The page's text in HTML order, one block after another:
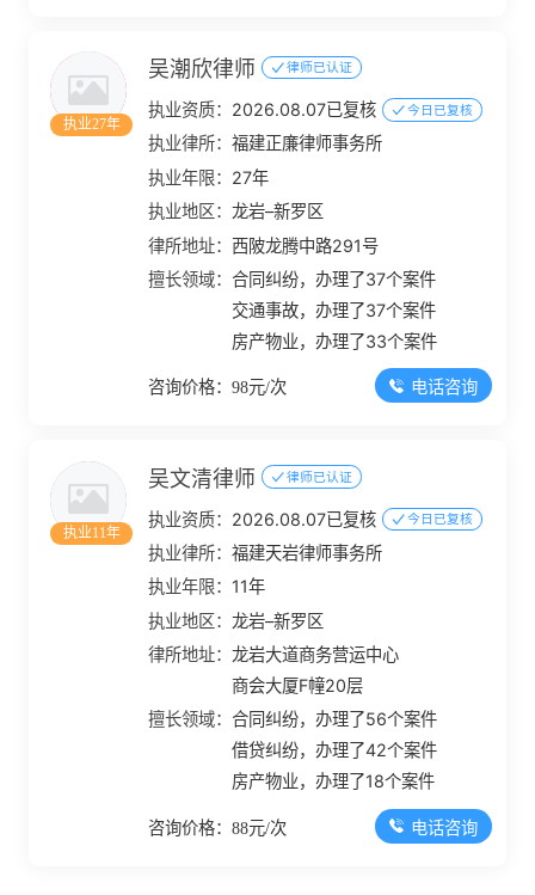
执业27年
吴潮欣律师 律师已认证
执业资质： 2026.08.07已复核 今日已复核
执业律所：福建正廉律师事务所
执业年限： 27年
执业地区：龙岩–新罗区
律所地址：西陂龙腾中路291号
擅长领域：合同纠纷，办理了37个案件
交通事故，办理了37个案件
房产物业，办理了33个案件
咨询价格：98元/次 电话咨询
执业11年
吴文清律师 律师已认证
执业资质： 2026.08.07已复核 今日已复核
执业律所：福建天岩律师事务所
执业年限： 11年
执业地区：龙岩–新罗区
律所地址：龙岩大道商务营运中心
商会大厦F幢20层
擅长领域：合同纠纷，办理了56个案件
借贷纠纷，办理了42个案件
房产物业，办理了18个案件
咨询价格：88元/次 电话咨询